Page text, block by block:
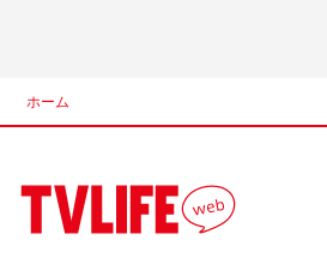
ホーム